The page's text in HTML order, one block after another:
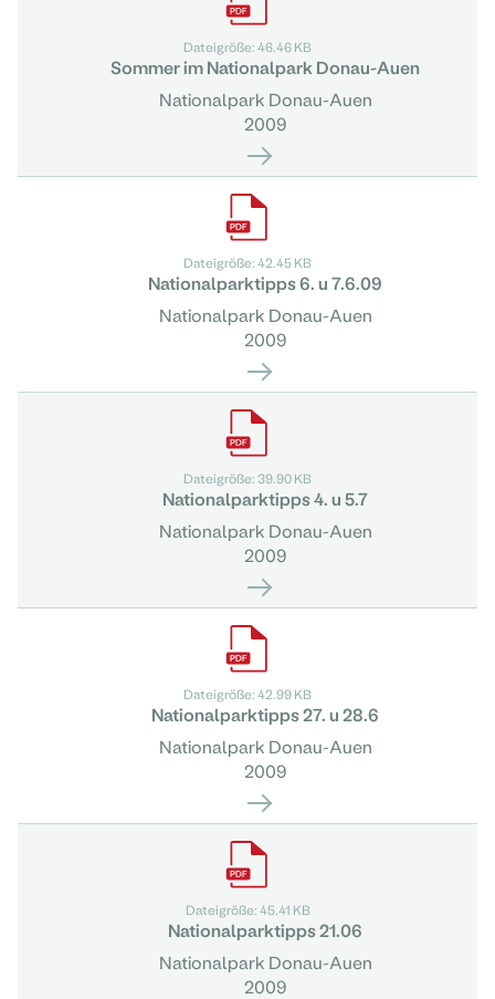
Dateigröße: 46.46 KB
Sommer im Nationalpark Donau-Auen
Nationalpark Donau-Auen
2009
Dateigröße: 42.45 KB
Nationalparktipps 6. u 7.6.09
Nationalpark Donau-Auen
2009
Dateigröße: 39.90 KB
Nationalparktipps 4. u 5.7
Nationalpark Donau-Auen
2009
Dateigröße: 42.99 KB
Nationalparktipps 27. u 28.6
Nationalpark Donau-Auen
2009
Dateigröße: 45.41 KB
Nationalparktipps 21.06
Nationalpark Donau-Auen
2009